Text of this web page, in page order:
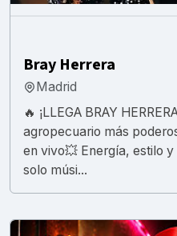
Bray Herrera
Madrid
🔥 ¡LLEGA BRAY
agropecuario más
en vivo💥 Energía, estilo
solo músi...